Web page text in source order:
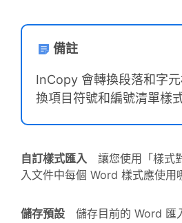
備註
InCopy 會轉換段落和字
換項目符號和編號清單樣
自訂樣式匯入
讓您使用「樣式
入文件中每個 Word 樣式應使用
儲存預設
儲存目前的 Word 匯